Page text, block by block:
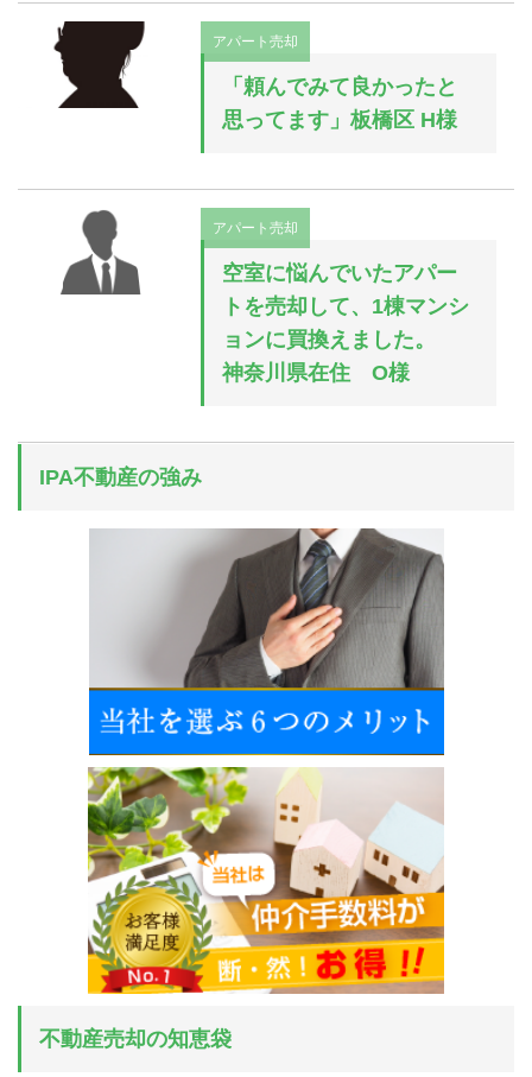
アパート売却
「頼んでみて良かったと
思ってます」板橋区 H様
アパート売却
空室に悩んでいたアパー
トを売却して、1棟マンシ
ョンに買換えました。
神奈川県在住 O様
IPA不動産の強み
不動産売却の知恵袋